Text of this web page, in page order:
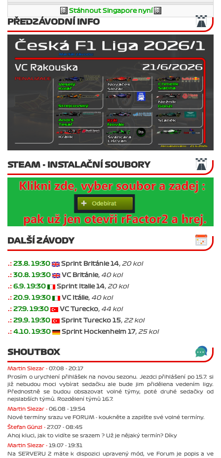
Stáhnout Singapore nyní
PŘEDZÁVODNÍ INFO
STEAM - INSTALAČNÍ SOUBORY
DALŠÍ ZÁVODY
.: 23.8. 19:30 Sprint Británie 14, 20 kol
.: 30.8. 19:30 VC Británie, 40 kol
.: 6.9. 19:30 Sprint Italie 14, 20 kol
.: 20.9. 19:30 VC Itálie, 40 kol
.: 27.9. 19:30 VC Turecko, 44 kol
.: 29.9. 19:30 Sprint Turecko 15, 22 kol
.: 4.10. 19:30 Sprint Hockenheim 17, 25 kol
SHOUTBOX
Martin Slezar - 07.08 - 20:17
Prosím o urychlení přihlášek na novou sezonu. Jezdci přihlášení po 15.7. si
již nebudou moci vybírat sedačku ale bude jim přidělena vedením ligy.
Přednostně se budou obsazovat volné týmy, poté druhé sedačky od
nejslabších týmů. Rozdělení týmů 16.7.
Martin Slezar - 06.08 - 19:54
Nové termíny srazu ve FORUM - koukněte a zapište své volné termíny.
Štefan Günzl - 27.07 - 08:45
Ahoj kluci, jak to vidíte se srazem ? Už je nějaký termín? Díky
Martin Slezar - 19.07 - 19:31
Na SERVERU 2 máte k dispozici upravený mód, ve Forum je popis a ve